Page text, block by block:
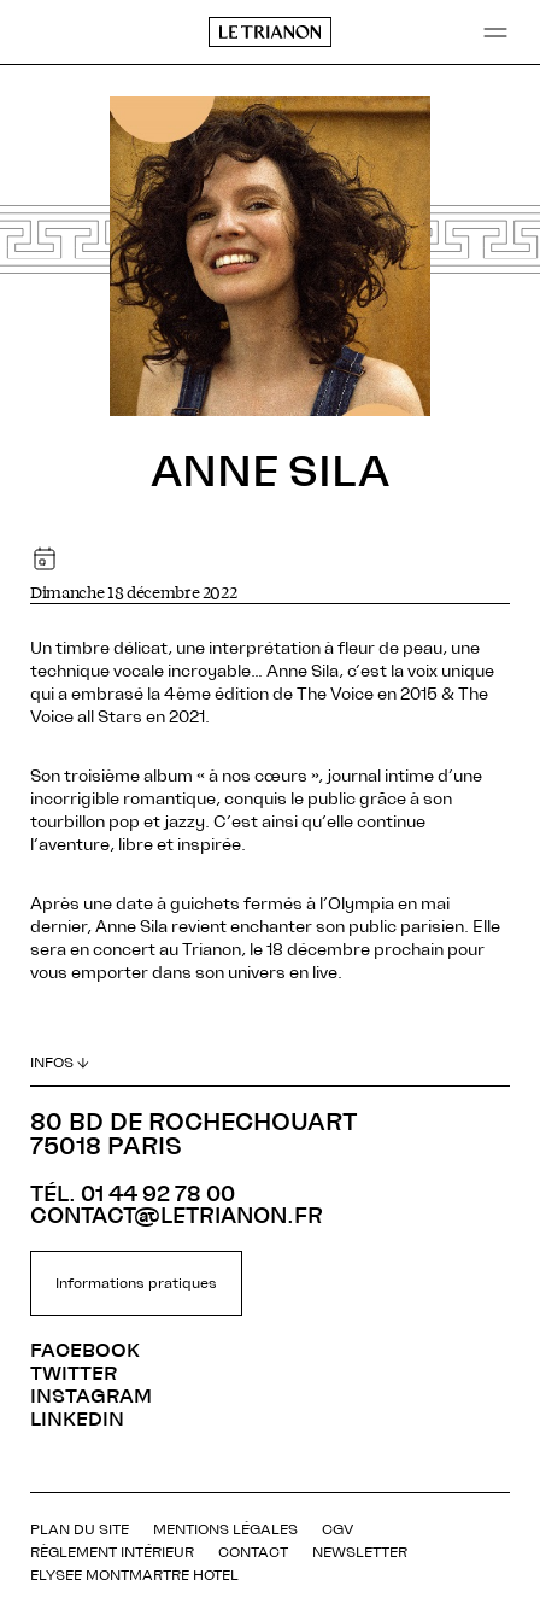
ANNE SILA
Un timbre délicat, une interprétation à fleur de peau, une
technique vocale incroyable… Anne Sila, c’est la voix unique
qui a embrasé la 4ème édition de The Voice en 2015 & The
Voice all Stars en 2021.
Son troisième album « à nos cœurs », journal intime d’une
incorrigible romantique, conquis le public grâce à son
tourbillon pop et jazzy. C’est ainsi qu’elle continue
l’aventure, libre et inspirée.
Après une date à guichets fermés à l’Olympia en mai
dernier, Anne Sila revient enchanter son public parisien. Elle
sera en concert au Trianon, le 18 décembre prochain pour
vous emporter dans son univers en live.
Dimanche 18 décembre 2022
INFOS ↓
80 BD DE ROCHECHOUART
75018 PARIS
TÉL. 01 44 92 78 00
CONTACT@LETRIANON.FR
Informations pratiques
FACEBOOK
TWITTER
INSTAGRAM
LINKEDIN
PLAN DU SITE MENTIONS LÉGALES
CGV
RÈGLEMENT INTÉRIEUR
CONTACT
NEWSLETTER
ELYSEE MONTMARTRE HOTEL